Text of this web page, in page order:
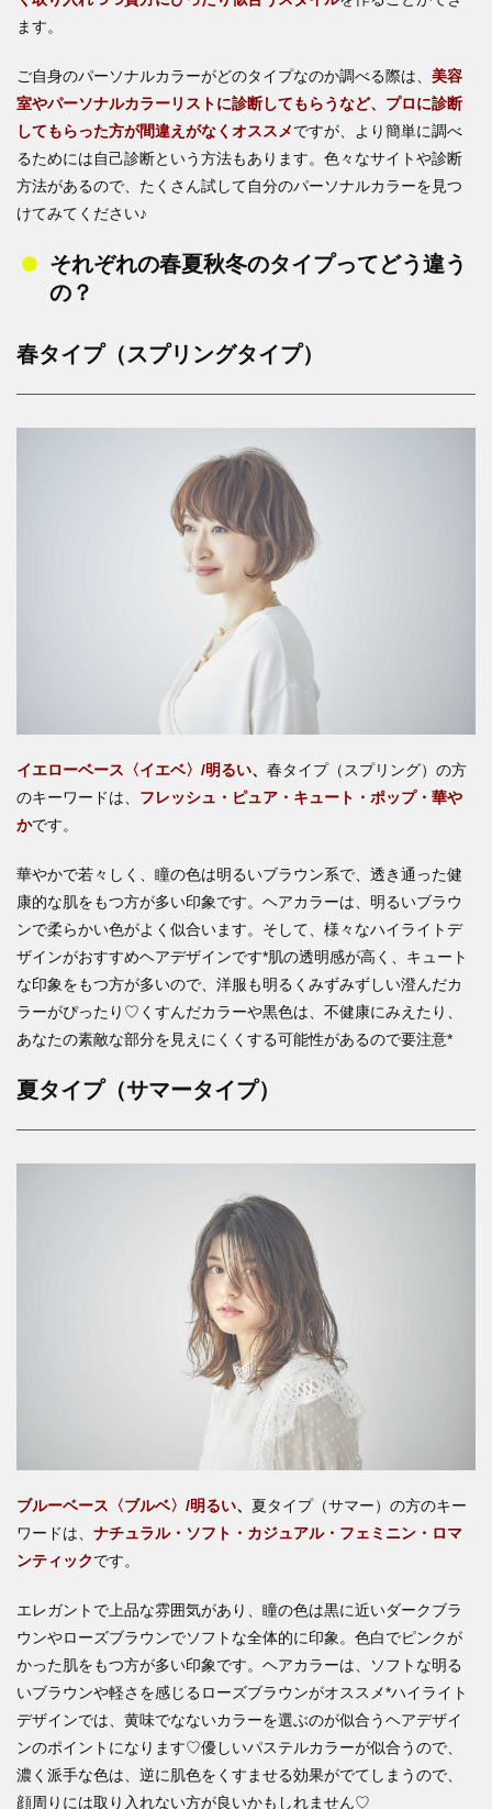
ます。
ご自身のパーソナルカラーがどのタイプなのか調べる際は、 美容
室やパーソナルカラーリストに診断してもらうなど、プロに診断
してもらった方が間違えがなくオススメですが、より簡単に調べ
るためには自己診断という方法もあります。色々なサイトや診断
方法があるので、たくさん試して自分のパーソナルカラーを見つ
けてみてください♪
それぞれの春夏秋冬のタイプってどう違う
の？
春タイプ（スプリングタイプ）
イエローベース〈イエベ〉/明るい、 春タイプ（スプリング）の方
のキーワードは、 フレッシュ・ピュア・キュート・ポップ・華や
かです。
華やかで若々しく、瞳の色は明るいブラウン系で、透き通った健
康的な肌をもつ方が多い印象です。ヘアカラーは、明るいブラウ
ンで柔らかい色がよく似合います。そして、様々なハイライトデ
ザインがおすすめヘアデザインです*肌の透明感が高く、キュート
な印象をもつ方が多いので、洋服も明るくみずみずしい澄んだカ
ラーがぴったり♡くすんだカラーや黒色は、不健康にみえたり、
あなたの素敵な部分を見えにくくする可能性があるので要注意*
夏タイプ（サマータイプ）
ブルーベース〈ブルベ〉/明るい、 夏タイプ（サマー）の方のキー
ワードは、 ナチュラル・ソフト・カジュアル・フェミニン・ロマ
ンティックです。
エレガントで上品な雰囲気があり、瞳の色は黒に近いダークブラ
ウンやローズブラウンでソフトな全体的に印象。色白でピンクが
かった肌をもつ方が多い印象です。ヘアカラーは、ソフトな明る
いブラウンや軽さを感じるローズブラウンがオススメ*ハイライト
デザインでは、黄味でなないカラーを選ぶのが似合うヘアデザイ
ンのポイントになります♡優しいパステルカラーが似合うので、
濃く派手な色は、逆に肌色をくすませる効果がでてしまうので、
顔周りには取り入れない方が良いかもしれません♡